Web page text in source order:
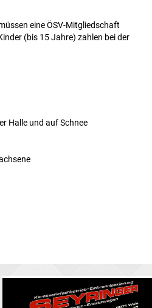
eine ÖSV-Mitgliedschaft
(bis 15 Jahre) zahlen bei der
Halle und auf Schnee